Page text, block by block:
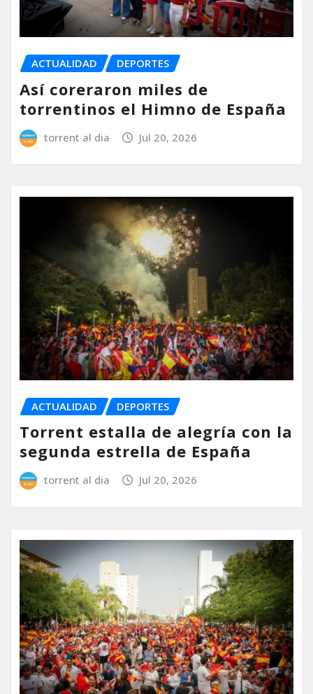
ACTUALIDAD DEPORTES
Así coreraron miles de
torrentinos el Himno de España
torrent al dia Jul 20, 2026
ACTUALIDAD DEPORTES
Torrent estalla de alegría con la
segunda estrella de España
torrent al dia Jul 20, 2026